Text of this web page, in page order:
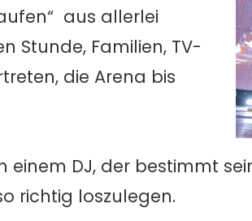
aus allerlei
Stunde, Familien, TV-
die Arena bis
einem DJ, der bestimmt
richtig loszulegen.